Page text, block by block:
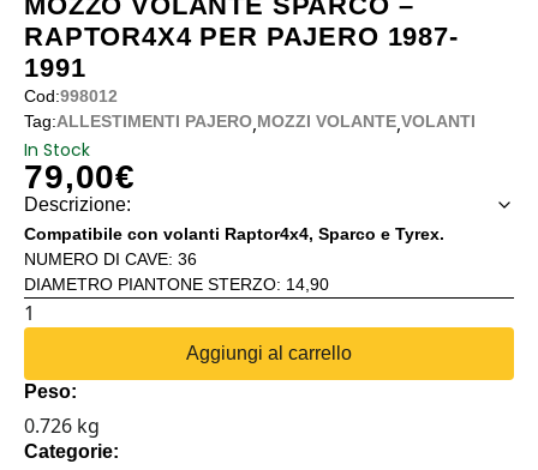
RAPTOR4X4 PER PAJERO 1987-
1991
Cod:998012
Tag:ALLESTIMENTI PAJERO,MOZZI VOLANTE,VOLANTI
In Stock
79,00€
Descrizione:
Compatibile con volanti Raptor4x4, Sparco e Tyrex.
NUMERO DI CAVE: 36
DIAMETRO PIANTONE STERZO: 14,90
MOZZO
-
RAPTOR4X4
PER
Aggiungi al carrello
Peso:
0.726 kg
Categorie: